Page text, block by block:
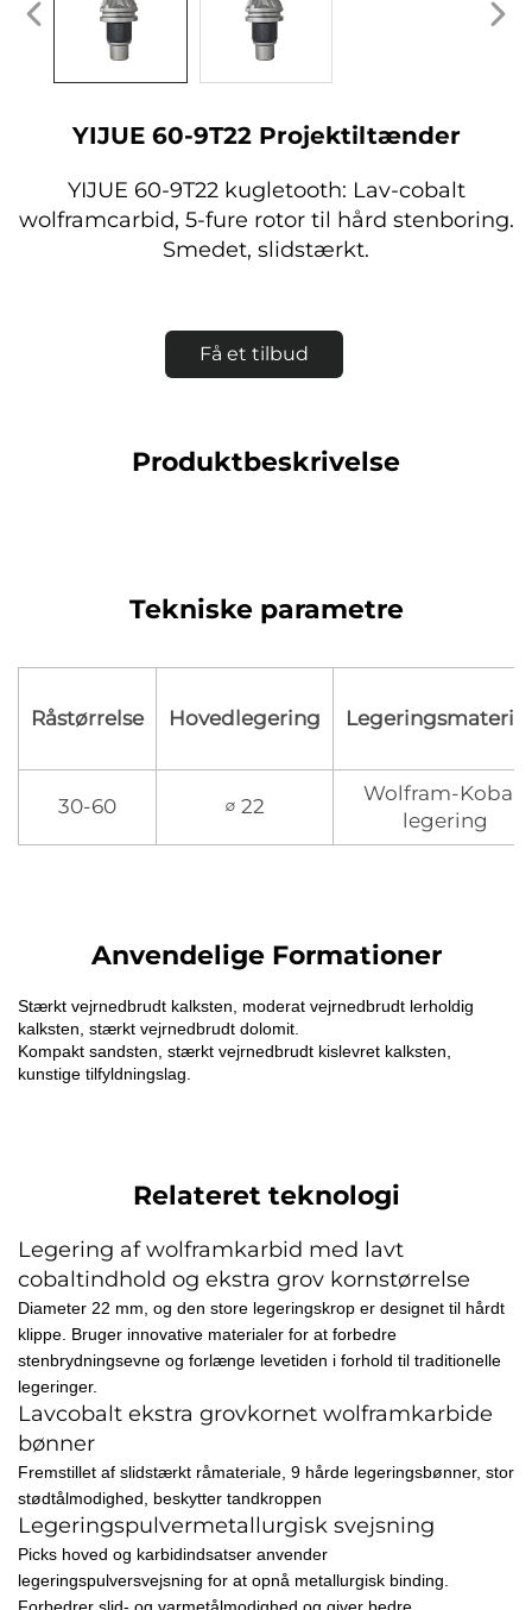
YIJUE 60-9T22 Projektiltænder
YIJUE 60-9T22 kugletooth: Lav-cobalt
wolframcarbid, 5-fure rotor til hård stenboring.
Smedet, slidstærkt.
Få et tilbud
Produktbeskrivelse
Tekniske parametre
Råstørrelse Hovedlegering
30-60 ∅ 22
Wolfram-Kobalt
legering
Anvendelige Formationer
Stærkt vejrnedbrudt kalksten, moderat vejrnedbrudt lerholdig
kalksten, stærkt vejrnedbrudt dolomit.
Kompakt sandsten, stærkt vejrnedbrudt kislevret kalksten,
kunstige tilfyldningslag.
Relateret teknologi
Legering af wolframkarbid med lavt
cobaltindhold og ekstra grov kornstørrelse
Diameter 22 mm, og den store legeringskrop er designet til hårdt
klippe. Bruger innovative materialer for at forbedre
stenbrydningsevne og forlænge levetiden i forhold til traditionelle
legeringer.
Lavcobalt ekstra grovkornet wolframkarbide
bønner
Fremstillet af slidstærkt råmateriale, 9 hårde legeringsbønner, stor
stødtålmodighed, beskytter tandkroppen
Legeringspulvermetallurgisk svejsning
Picks hoved og karbidindsatser anvender
legeringspulversvejsning for at opnå metallurgisk binding.
Forbedrer slid- og varmetålmodighed og giver bedre